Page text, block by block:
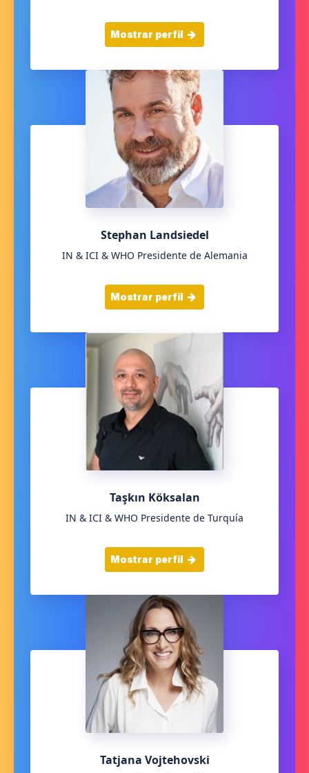
Mostrar perfil
Stephan Landsiedel
IN & ICI & WHO Presidente de Alemania
Mostrar perfil
Taşkın Köksalan
IN & ICI & WHO Presidente de Turquía
Mostrar perfil
Tatjana Vojtehovski